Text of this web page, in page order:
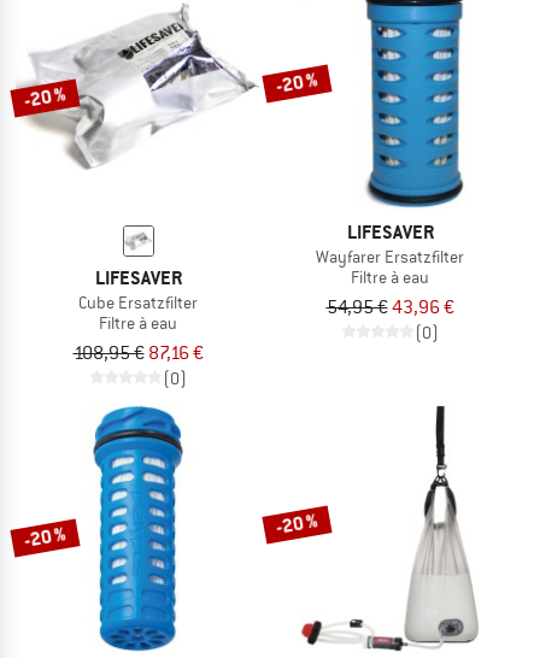
-20 %
LIFESAVER
Cube Ersatzfilter
Filtre à eau
108,95 € 87,16 €
(0)
-20 %
LIFESAVER
Wayfarer Ersatzfilter
Filtre à eau
54,95 €43,96 €
(0)
-20 % -20 %